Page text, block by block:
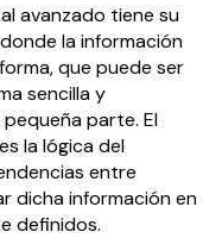
avanzado tiene su
la información
que puede ser
sencilla y
parte. El
la lógica del
entre
dicha información en
definidos.